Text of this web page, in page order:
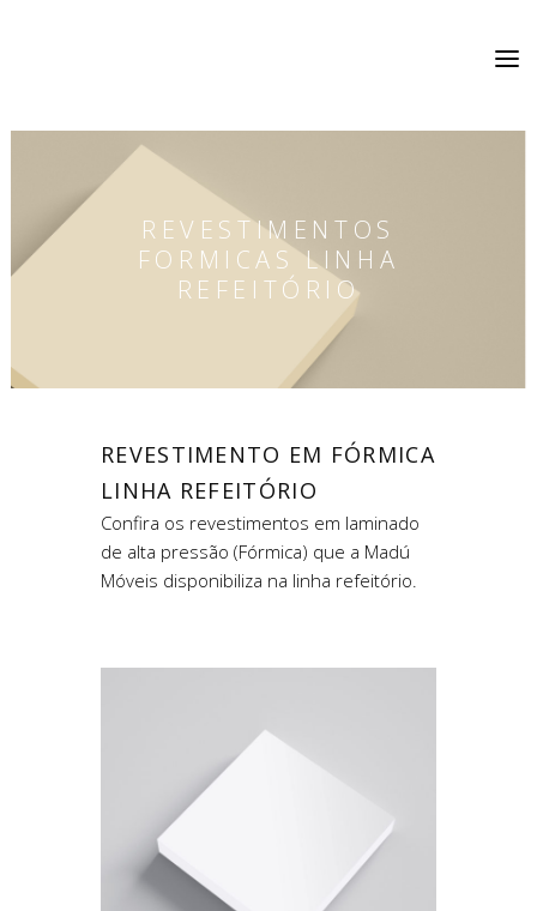
REVESTIMENTOS
FORMICAS LINHA
REFEITÓRIO
REVESTIMENTO EM FÓRMICA
LINHA REFEITÓRIO
Confira os revestimentos em laminado
de alta pressão (Fórmica) que a Madú
Móveis disponibiliza na linha refeitório.